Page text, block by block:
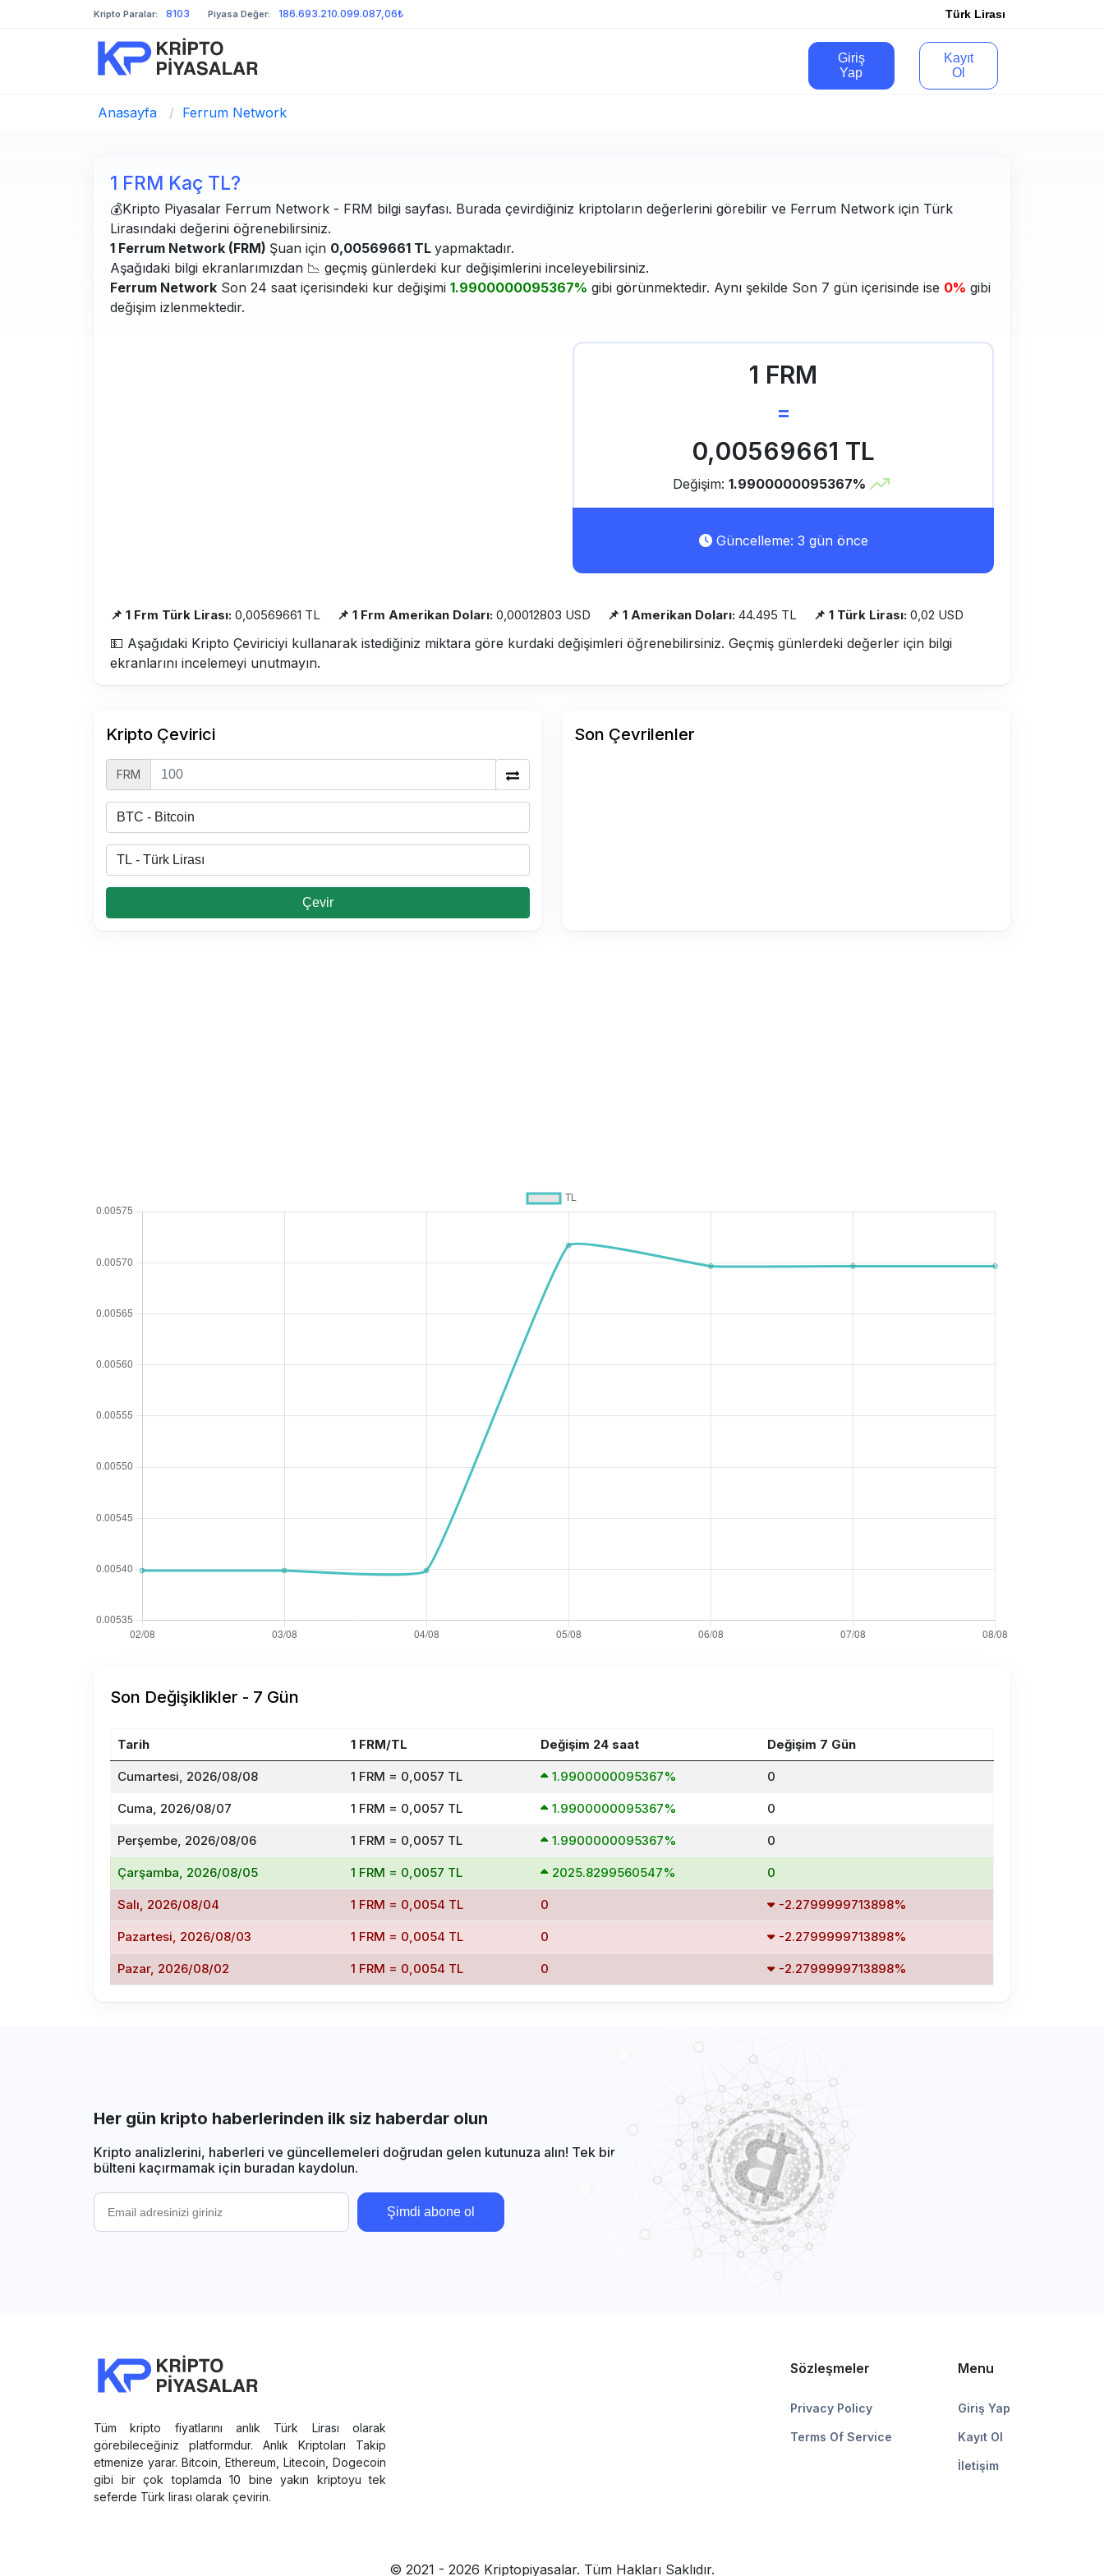
Kripto Paralar: 8103 Piyasa Değer: 186.693.210.099.087,06₺ Türk Lirası
Giriş
Yap
Kayıt
Ol
Anasayfa / Ferrum Network
1 FRM Kaç TL?
💰Kripto Piyasalar Ferrum Network - FRM bilgi sayfası. Burada çevirdiğiniz kriptoların değerlerini görebilir ve Ferrum Network için Türk
Lirasındaki değerini öğrenebilirsiniz.
1 Ferrum Network (FRM) Şuan için 0,00569661 TL yapmaktadır.
Aşağıdaki bilgi ekranlarımızdan 📉 geçmiş günlerdeki kur değişimlerini inceleyebilirsiniz.
Ferrum Network Son 24 saat içerisindeki kur değişimi 1.9900000095367% gibi görünmektedir. Aynı şekilde Son 7 gün içerisinde ise 0% gibi
değişim izlenmektedir.
1 FRM
=
0,00569661 TL
Değişim: 1.9900000095367%
Güncelleme: 3 gün önce
📌 1 Frm Türk Lirası: 0,00569661 TL 📌 1 Frm Amerikan Doları: 0,00012803 USD 📌 1 Amerikan Doları: 44.495 TL 📌 1 Türk Lirası: 0,02 USD
💵 Aşağıdaki Kripto Çeviriciyi kullanarak istediğiniz miktara göre kurdaki değişimleri öğrenebilirsiniz. Geçmiş günlerdeki değerler için bilgi
ekranlarını incelemeyi unutmayın.
Kripto Çevirici
FRM
Çevir
Son Çevrilenler
Son Değişiklikler - 7 Gün
Tarih 1 FRM/TL Değişim 24 saat Değişim 7 Gün
Cumartesi, 2026/08/08 1 FRM = 0,0057 TL 1.9900000095367% 0
Cuma, 2026/08/07 1 FRM = 0,0057 TL 1.9900000095367% 0
Perşembe, 2026/08/06 1 FRM = 0,0057 TL 1.9900000095367% 0
Çarşamba, 2026/08/05 1 FRM = 0,0057 TL 2025.8299560547% 0
Salı, 2026/08/04 1 FRM = 0,0054 TL 0 -2.2799999713898%
Pazartesi, 2026/08/03 1 FRM = 0,0054 TL 0 -2.2799999713898%
Pazar, 2026/08/02 1 FRM = 0,0054 TL 0 -2.2799999713898%
Her gün kripto haberlerinden ilk siz haberdar olun
Kripto analizlerini, haberleri ve güncellemeleri doğrudan gelen kutunuza alın! Tek bir
bülteni kaçırmamak için buradan kaydolun.
Şimdi abone ol
Tüm kripto fiyatlarını anlık Türk Lirası olarak
görebileceğiniz platformdur. Anlık Kriptoları Takip
etmenize yarar. Bitcoin, Ethereum, Litecoin, Dogecoin
gibi bir çok toplamda 10 bine yakın kriptoyu tek
seferde Türk lirası olarak çevirin.
Sözleşmeler
Privacy Policy
Terms Of Service
Menu
Giriş Yap
Kayıt Ol
İletişim
© 2021 - 2026 Kriptopiyasalar. Tüm Hakları Saklıdır.